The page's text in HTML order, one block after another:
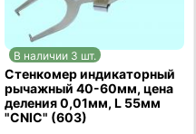
В наличии 3 шт.
Стенкомер индикаторный
рычажный 40-60мм, цена
деления 0,01мм, L 55мм
"CNIC" (603)